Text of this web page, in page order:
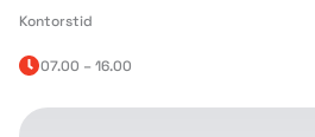
Kontorstid
07.00 – 16.00